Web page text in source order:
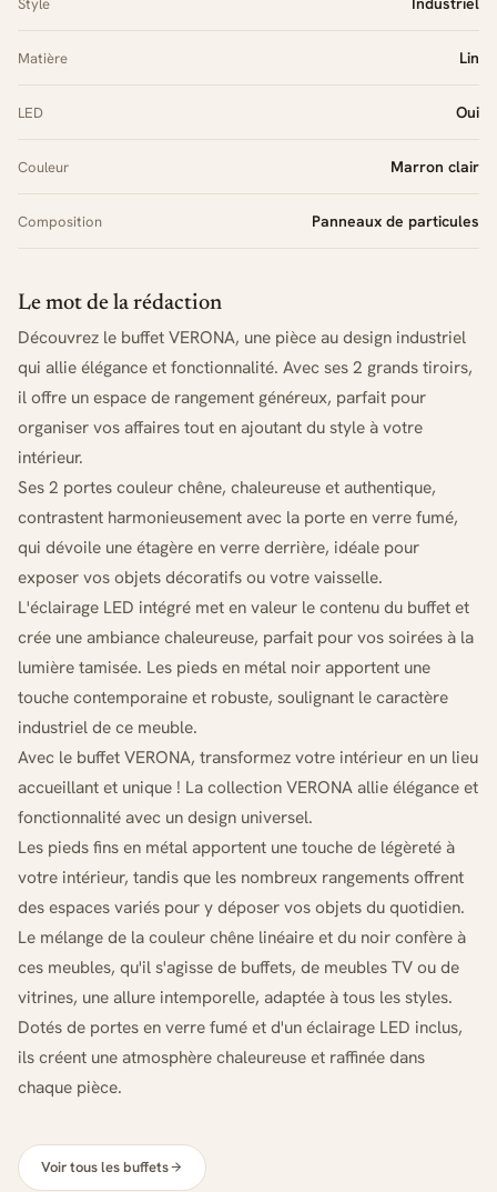
Matière Lin
LED Oui
Couleur Marron clair
Composition Panneaux de particules
Le mot de la rédaction
Découvrez le buffet VERONA, une pièce au design industriel
qui allie élégance et fonctionnalité. Avec ses 2 grands tiroirs,
il offre un espace de rangement généreux, parfait pour
organiser vos affaires tout en ajoutant du style à votre
intérieur.
Ses 2 portes couleur chêne, chaleureuse et authentique,
contrastent harmonieusement avec la porte en verre fumé,
qui dévoile une étagère en verre derrière, idéale pour
exposer vos objets décoratifs ou votre vaisselle.
L'éclairage LED intégré met en valeur le contenu du buffet et
crée une ambiance chaleureuse, parfait pour vos soirées à la
lumière tamisée. Les pieds en métal noir apportent une
touche contemporaine et robuste, soulignant le caractère
industriel de ce meuble.
Avec le buffet VERONA, transformez votre intérieur en un lieu
accueillant et unique ! La collection VERONA allie élégance et
fonctionnalité avec un design universel.
Les pieds fins en métal apportent une touche de légèreté à
votre intérieur, tandis que les nombreux rangements offrent
des espaces variés pour y déposer vos objets du quotidien.
Le mélange de la couleur chêne linéaire et du noir confère à
ces meubles, qu'il s'agisse de buffets, de meubles TV ou de
vitrines, une allure intemporelle, adaptée à tous les styles.
Dotés de portes en verre fumé et d'un éclairage LED inclus,
ils créent une atmosphère chaleureuse et raffinée dans
chaque pièce.
Voir tous les buffets